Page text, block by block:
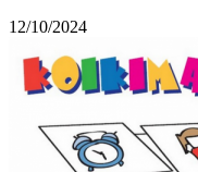
12/10/2024